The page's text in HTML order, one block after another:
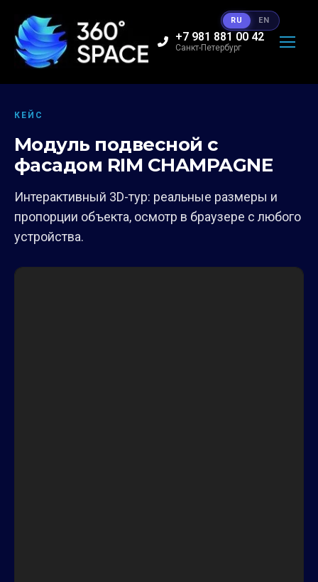
+7 981 881 00 42
Санкт-Петербург
КЕЙС
Модуль подвесной с
фасадом RIM CHAMPAGNE
Интерактивный 3D-тур: реальные размеры и
пропорции объекта, осмотр в браузере с любого
устройства.
RU EN